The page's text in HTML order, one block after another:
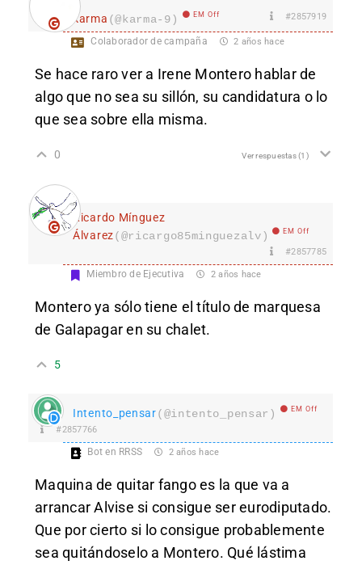
karma (@karma-9) EM Off #2857919
Colaborador de campaña 2 años hace
Se hace raro ver a Irene Montero hablar de
algo que no sea su sillón, su candidatura o lo
que sea sobre ella misma.
0 Ver respuestas(1)
Ricardo Mínguez
Álvarez(@ricargo85minguezalv) EM Off
#2857785
Miembro de Ejecutiva 2 años hace
Montero ya sólo tiene el título de marquesa
de Galapagar en su chalet.
5
Intento_pensar(@intento_pensar) EM Off
#2857766
Bot en RRSS 2 años hace
Maquina de quitar fango es la que va a
arrancar Alvise si consigue ser eurodiputado.
Que por cierto si lo consigue probablemente
sea quitándoselo a Montero. Qué lástima